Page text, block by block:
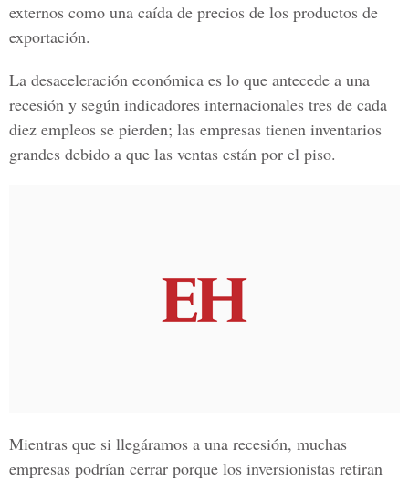
externos como una caída de precios de los productos de
exportación.
La desaceleración económica es lo que antecede a una
recesión y según indicadores internacionales tres de cada
diez empleos se pierden; las empresas tienen inventarios
grandes debido a que las ventas están por el piso.
Mientras que si llegáramos a una recesión, muchas
empresas podrían cerrar porque los inversionistas retiran